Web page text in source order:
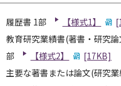
履歴書 1部 【様式1】
教育研究業績書(著書・研究
部
【様式2】
[17KB]
主要な著書または論文(研究